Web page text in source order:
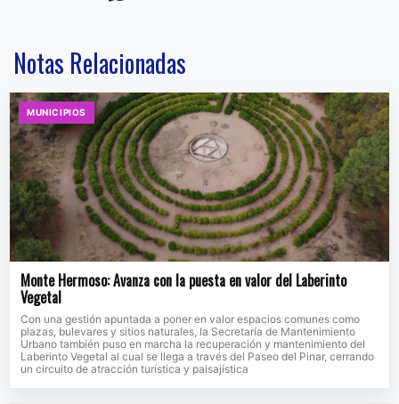
Notas Relacionadas
MUNICIPIOS
Monte Hermoso: Avanza con la puesta en valor del Laberinto
Vegetal
Con una gestión apuntada a poner en valor espacios comunes como
plazas, bulevares y sitios naturales, la Secretaría de Mantenimiento
Urbano también puso en marcha la recuperación y mantenimiento del
Laberinto Vegetal al cual se llega a través del Paseo del Pinar, cerrando
un circuito de atracción turística y paisajística